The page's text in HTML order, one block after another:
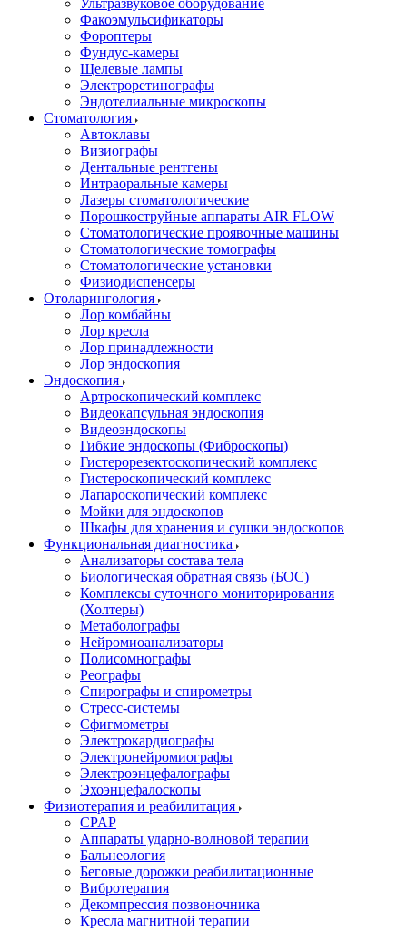
Ультразвуковое оборудование
Факоэмульсификаторы
Фороптеры
Фундус-камеры
Щелевые лампы
Электроретинографы
Эндотелиальные микроскопы
Стоматология
Автоклавы
Визиографы
Дентальные рентгены
Интраоральные камеры
Лазеры стоматологические
Порошкоструйные аппараты AIR FLOW
Стоматологические проявочные машины
Стоматологические томографы
Стоматологические установки
Физиодиспенсеры
Отоларингология
Лор комбайны
Лор кресла
Лор принадлежности
Лор эндоскопия
Эндоскопия
Артроскопический комплекс
Видеокапсульная эндоскопия
Видеоэндоскопы
Гибкие эндоскопы (Фиброcкопы)
Гистерорезектоскопический комплекс
Гистероскопический комплекс
Лапароскопический комплекс
Мойки для эндоскопов
Шкафы для хранения и сушки эндоскопов
Функциональная диагностика
Анализаторы состава тела
Биологическая обратная связь (БОС)
Комплексы суточного мониторирования
(Холтеры)
Метаболографы
Нейромиоанализаторы
Полисомнографы
Реографы
Спирографы и спирометры
Стресс-системы
Сфигмометры
Электрокардиографы
Электронейромиографы
Электроэнцефалографы
Эхоэнцефалоскопы
Физиотерапия и реабилитация
CPAP
Аппараты ударно-волновой терапии
Бальнеология
Беговые дорожки реабилитационные
Вибротерапия
Декомпрессия позвоночника
Кресла магнитной терапии